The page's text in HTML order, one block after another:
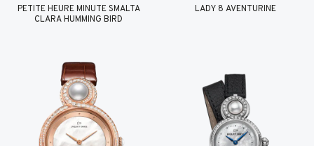
PETITE HEURE MINUTE SMALTA
CLARA HUMMING BIRD
LADY 8 AVENTURINE